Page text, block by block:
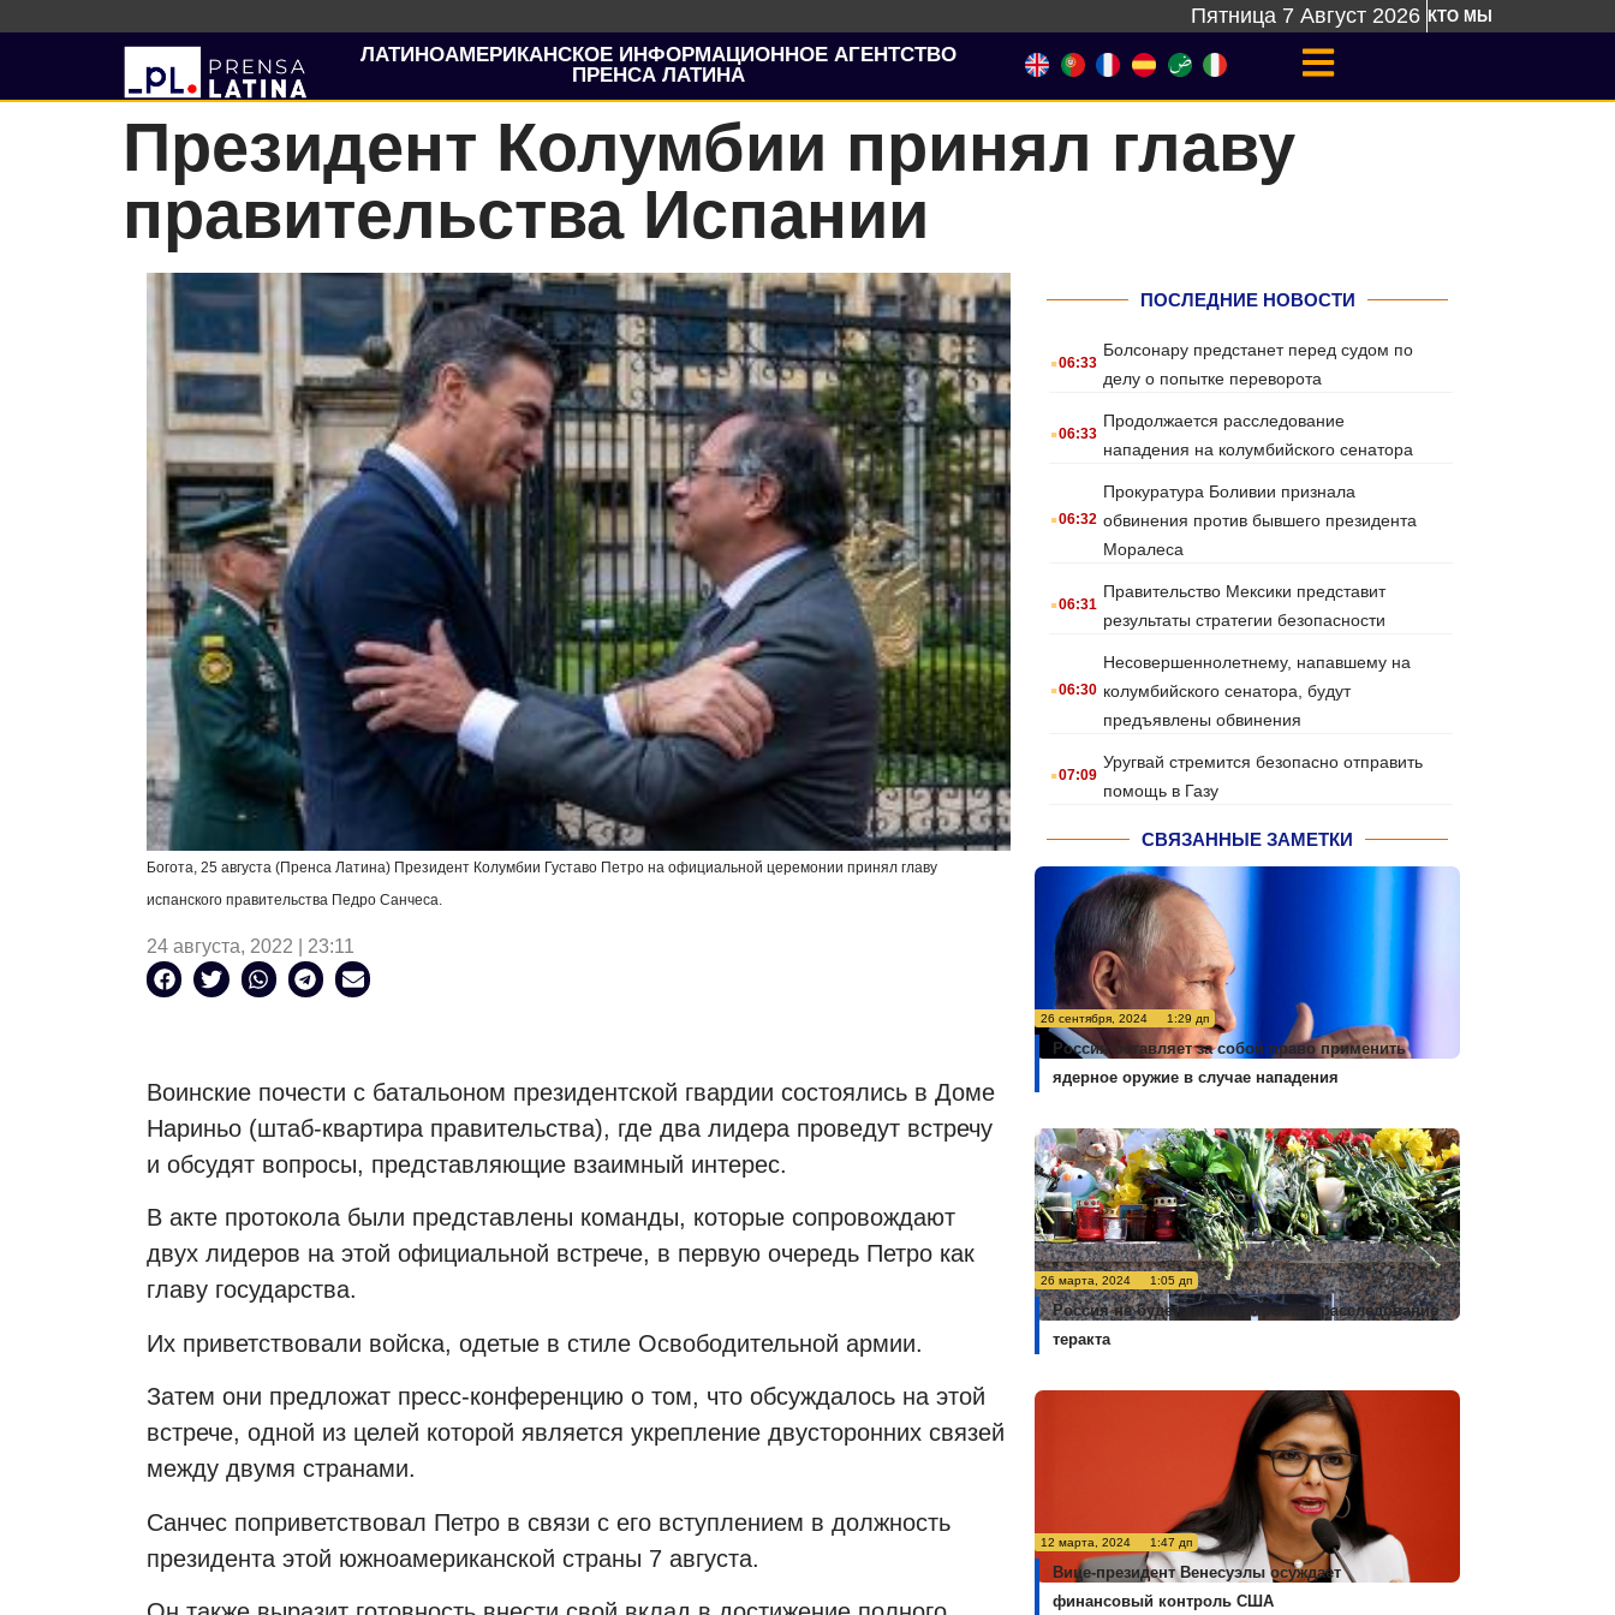
Пятница 7 Август 2026 КТО МЫ
ЛАТИНОАМЕРИКАНСКОЕ ИНФОРМАЦИОННОЕ АГЕНТСТВО
ПРЕНСА ЛАТИНА
Президент Колумбии принял главу
правительства Испании
Богота, 25 августа (Пренса Латина) Президент Колумбии Густаво Петро на официальной церемонии принял главу
испанского правительства Педро Санчеса.
24 августа, 2022 | 23:11
Воинские почести с батальоном президентской гвардии состоялись в Доме
Нариньо (штаб-квартира правительства), где два лидера проведут встречу
и обсудят вопросы, представляющие взаимный интерес.
В акте протокола были представлены команды, которые сопровождают
двух лидеров на этой официальной встрече, в первую очередь Петро как
главу государства.
Их приветствовали войска, одетые в стиле Освободительной армии.
Затем они предложат пресс-конференцию о том, что обсуждалось на этой
встрече, одной из целей которой является укрепление двусторонних связей
между двумя странами.
Санчес поприветствовал Петро в связи с его вступлением в должность
президента этой южноамериканской страны 7 августа.
ПОСЛЕДНИЕ НОВОСТИ
.06:33
Болсонару предстанет перед судом по
делу о попытке переворота
.06:33
Продолжается расследование
нападения на колумбийского сенатора
.06:32
Прокуратура Боливии признала
обвинения против бывшего президента
Моралеса
.06:31
Правительство Мексики представит
результаты стратегии безопасности
.06:30
Несовершеннолетнему, напавшему на
колумбийского сенатора, будут
предъявлены обвинения
.07:09
Уругвай стремится безопасно отправить
помощь в Газу
СВЯЗАННЫЕ ЗАМЕТКИ
26 сентября, 2024 1:29 дп
Россия оставляет за собой право применить
ядерное оружие в случае нападения
26 марта, 2024 1:05 дп
Россия не будет комментировать расследование
теракта
12 марта, 2024 1:47 дп
Вице-президент Венесуэлы осуждает
финансовый контроль США